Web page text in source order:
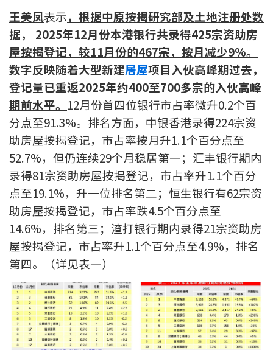
王美凤表示，根据中原按揭研究部及土地注册处数
据， 2025年12月份本港银行共录得425宗资助房
屋按揭登记，较11月份的467宗，按月减少9%。
数字反映随着大型新建居屋项目入伙高峰期过去，
登记量已重返2025年约400至700多宗的入伙高峰
期前水平。 12月份首四位银行市占率微升0.2个百
分点至91.3%。排名方面，中银香港录得224宗资
助房屋按揭登记，市占率按月升1.1个百分点至
52.7%，但仍连续29个月稳居第一；汇丰银行期内
录得81宗资助房屋按揭登记，市占率升1.1个百分
点至19.1%，升一位排名第二；恒生银行有62宗资
助房屋按揭登记，市占率跌4.5个百分点至
14.6%，排名第三；渣打银行期内录得21宗资助房
屋按揭登记，市占率升1.1个百分点至4.9%，排名
第四。（详见表一）